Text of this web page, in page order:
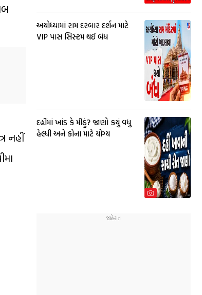
નહીં
અયોધ્યામાં રામ દરબાર દર્શન માટે
VIP પાસ સિસ્ટમ થઈ બંધ
દહીંમાં ખાંડ કે મીઠું? જાણો કયું વધુ
હેલ્ધી અને કોના માટે યોગ્ય